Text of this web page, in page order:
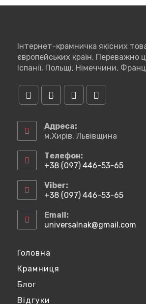
Інтернет-крамничка якісних
європейських країн. Переважно
Іспанії, Польщі, Німеччини,
новій
новій
вкладці
новій
вкладцівкладці
Адреса:
м.Хирів, Львівщина
Телефон:
+38 (097) 446-53-65
у
вашому
Viber:
+38 (097) 446-53-65
у
вашому
Email:
universalnak@gmail.com
Головна
Крамниця
Блог
Відгуки